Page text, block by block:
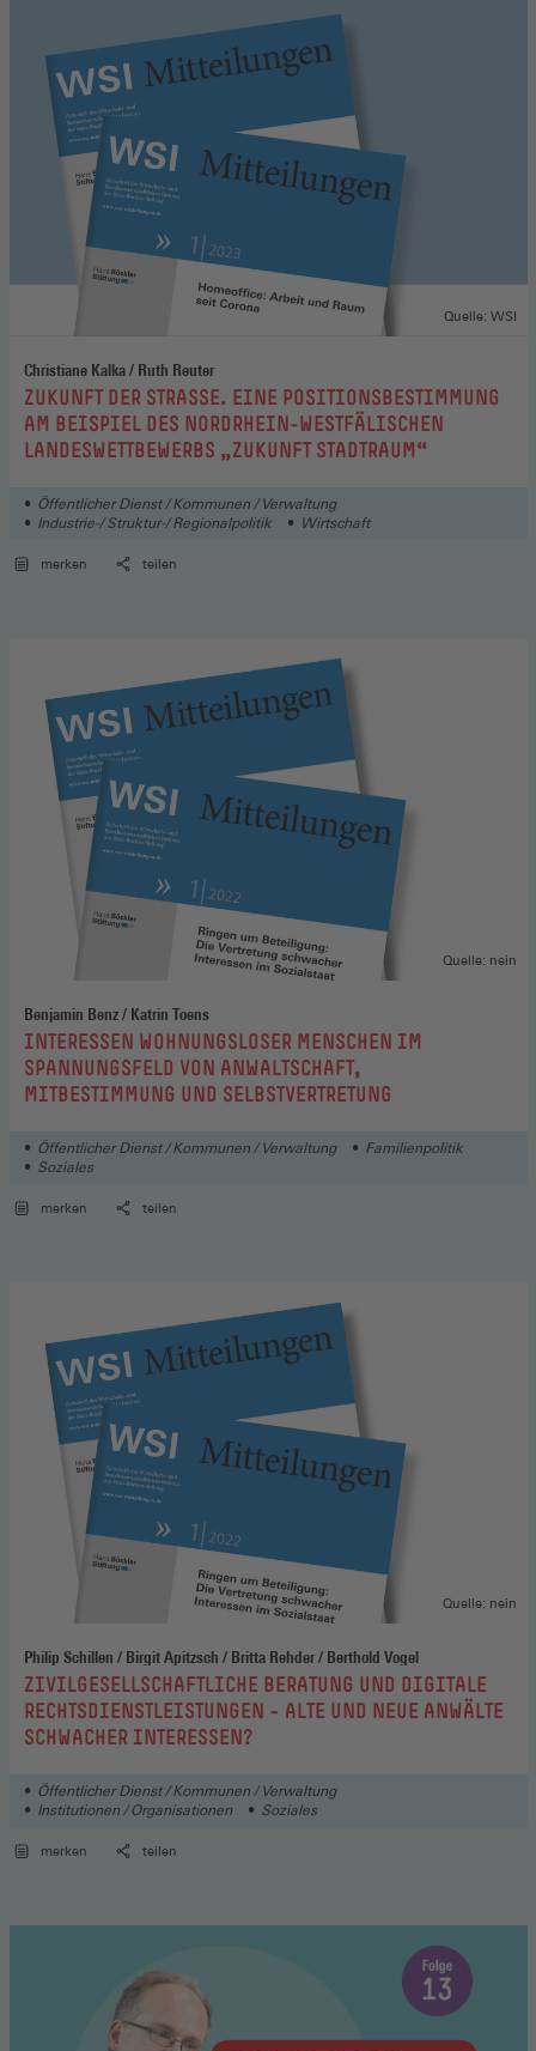
Christiane Kalka / Ruth Reuter
:ZUKUNFT DER STRASSE. EINE POSITIONSBESTIMMUNG A
M BEISPIEL DES NORDRHEIN-WESTFÄLISCHEN L
ANDESWETTBEWERBS „ZUKUNFT STADTRAUM“
Quelle: WSI
Öffentlicher Dienst / Kommunen / Verwaltung
Industrie-/ Struktur-/ Regionalpolitik
Wirtschaft
merken teilen
Benjamin Benz / Katrin Toens
:INTERESSEN WOHNUNGSLOSER MENSCHEN IM
SPANNUNGSFELD VON ANWALTSCHAFT,
MITBESTIMMUNG UND SELBSTVERTRETUNG
Quelle: nein
Öffentlicher Dienst / Kommunen / Verwaltung
Familienpolitik
Soziales
merken teilen
Philip Schillen / Birgit Apitzsch / Britta Rehder / Berthold Vogel
:ZIVILGESELLSCHAFTLICHE BERATUNG UND DIGITALE
RECHTSDIENSTLEISTUNGEN – ALTE UND NEUE ANWÄLTE
SCHWACHER INTERESSEN?
Quelle: nein
Öffentlicher Dienst / Kommunen / Verwaltung
Institutionen / Organisationen
Soziales
merken teilen